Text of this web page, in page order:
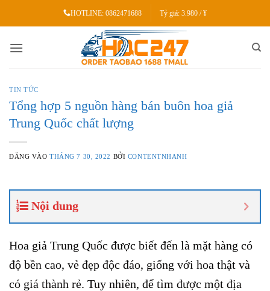
dung
HOTLINE: 0862471688 Tỷ giá: 3.980 / ¥
TIN TỨC
Tổng hợp 5 nguồn hàng bán buôn hoa giả
Trung Quốc chất lượng
ĐĂNG VÀOTHÁNG 7 30, 2022 BỞI CONTENTNHANH
Nội dung
Hoa giả Trung Quốc được biết đến là mặt hàng có
độ bền cao, vẻ đẹp độc đáo, giống với hoa thật và
có giá thành rẻ. Tuy nhiên, để tìm được một địa